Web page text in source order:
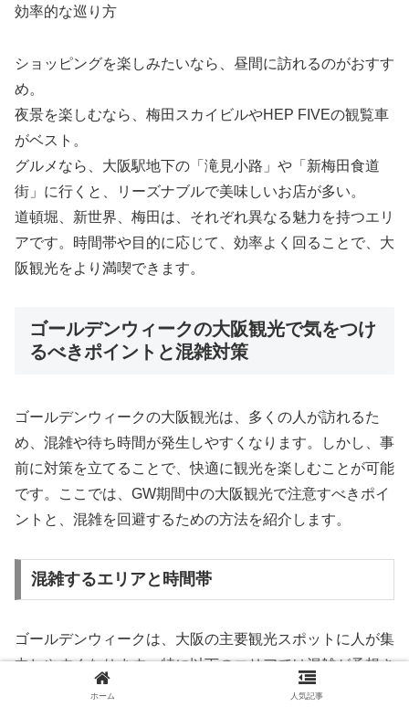
効率的な巡り方
ショッピングを楽しみたいなら、昼間に訪れるのがおすす
め。
夜景を楽しむなら、梅田スカイビルやHEP FIVEの観覧車
がベスト。
グルメなら、大阪駅地下の「滝見小路」や「新梅田食道
街」に行くと、リーズナブルで美味しいお店が多い。
道頓堀、新世界、梅田は、それぞれ異なる魅力を持つエリ
アです。時間帯や目的に応じて、効率よく回ることで、大
阪観光をより満喫できます。
ゴールデンウィークの大阪観光で気をつけ
るべきポイントと混雑対策
ゴールデンウィークの大阪観光は、多くの人が訪れるた
め、混雑や待ち時間が発生しやすくなります。しかし、事
前に対策を立てることで、快適に観光を楽しむことが可能
です。ここでは、GW期間中の大阪観光で注意すべきポイ
ントと、混雑を回避するための方法を紹介します。
混雑するエリアと時間帯
ゴールデンウィークは、大阪の主要観光スポットに人が集
中しやすくなります。特に以下のエリアでは混雑が予想さ
れるため、訪れる時間帯やルートを工夫すると良いでしょ
ホーム 人気記事